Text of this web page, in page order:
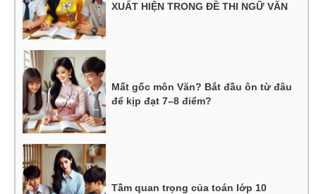
XUẤT HIỆN TRONG ĐỀ THI NGỮ VĂN
Mất gốc môn Văn? Bắt đầu ôn từ đâu
để kịp đạt 7–8 điểm?
Tầm quan trọng của toán lớp 10